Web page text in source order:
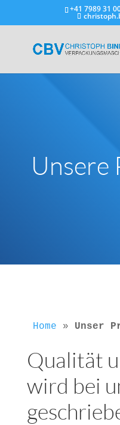
+41 7989 31
Unsere
Home » Unser
Qualität
wird bei